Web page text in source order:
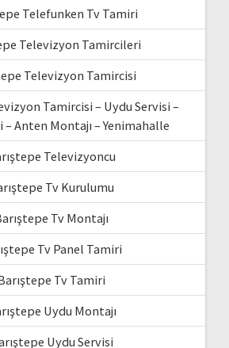
Telefunken Tv Tamiri
Televizyon Tamircileri
Televizyon Tamircisi
Tamircisi – Uydu Servisi –
– Anten Montajı – Yenimahalle
Televizyoncu
Tv Kurulumu
Tv Montajı
Tv Panel Tamiri
Tv Tamiri
Uydu Montajı
Uydu Servisi